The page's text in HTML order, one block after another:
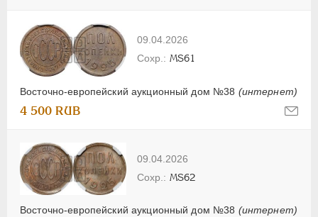
09.04.2026
Восточно-европейский аукционный дом №38 (интернет)
MS61
4 500 RUB
09.04.2026
Восточно-европейский аукционный дом №38 (интернет)
MS62